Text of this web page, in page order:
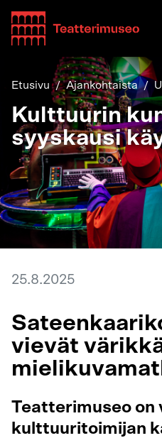
Etusivu Ajankohtaista
Kulttuurin
syyskausi
25.8.2025
vievät
Teatterimuseo on
kulttuuritoimijan